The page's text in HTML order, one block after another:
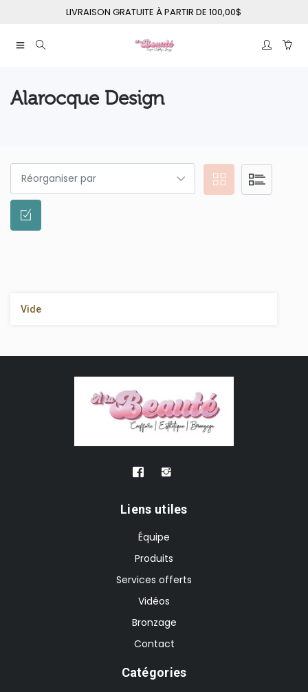
LIVRAISON GRATUITE À PARTIR DE 100,00$
Alarocque Design
Vide
Liens utiles
Équipe
Produits
Services offerts
Vidéos
Bronzage
Contact
Catégories